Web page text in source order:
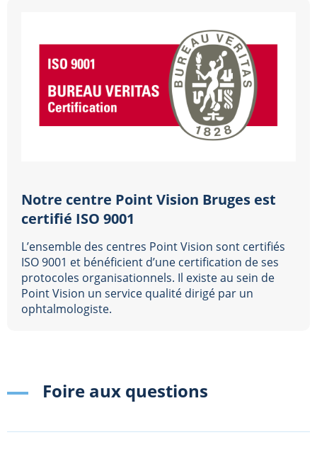
Notre centre Point Vision Bruges est
certifié ISO 9001
L’ensemble des centres Point Vision sont certifiés
ISO 9001 et bénéficient d’une certification de ses
protocoles organisationnels. Il existe au sein de
Point Vision un service qualité dirigé par un
ophtalmologiste.
Foire aux questions